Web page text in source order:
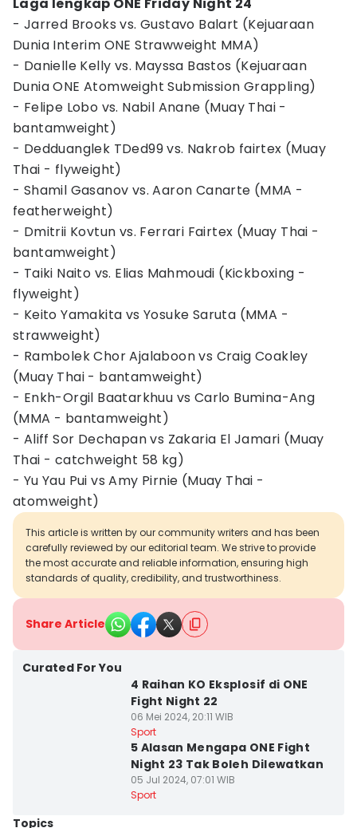
- Jarred Brooks vs. Gustavo Balart (Kejuaraan
Dunia Interim ONE Strawweight MMA)
- Danielle Kelly vs. Mayssa Bastos (Kejuaraan
Dunia ONE Atomweight Submission Grappling)
- Felipe Lobo vs. Nabil Anane (Muay Thai -
bantamweight)
- Dedduanglek TDed99 vs. Nakrob fairtex (Muay
Thai - flyweight)
- Shamil Gasanov vs. Aaron Canarte (MMA -
featherweight)
- Dmitrii Kovtun vs. Ferrari Fairtex (Muay Thai -
bantamweight)
- Taiki Naito vs. Elias Mahmoudi (Kickboxing -
flyweight)
- Keito Yamakita vs Yosuke Saruta (MMA -
strawweight)
- Rambolek Chor Ajalaboon vs Craig Coakley
(Muay Thai - bantamweight)
- Enkh-Orgil Baatarkhuu vs Carlo Bumina-Ang
(MMA - bantamweight)
- Aliff Sor Dechapan vs Zakaria El Jamari (Muay
Thai - catchweight 58 kg)
- Yu Yau Pui vs Amy Pirnie (Muay Thai -
atomweight)
This article is written by our community writers and has been
carefully reviewed by our editorial team. We strive to provide
the most accurate and reliable information, ensuring high
standards of quality, credibility, and trustworthiness.
Share Article
Curated For You
4 Raihan KO Eksplosif di ONE
Fight Night 22
06 Mei 2024, 20:11 WIB
Sport
5 Alasan Mengapa ONE Fight
Night 23 Tak Boleh Dilewatkan
05 Jul 2024, 07:01 WIB
Sport
Topics